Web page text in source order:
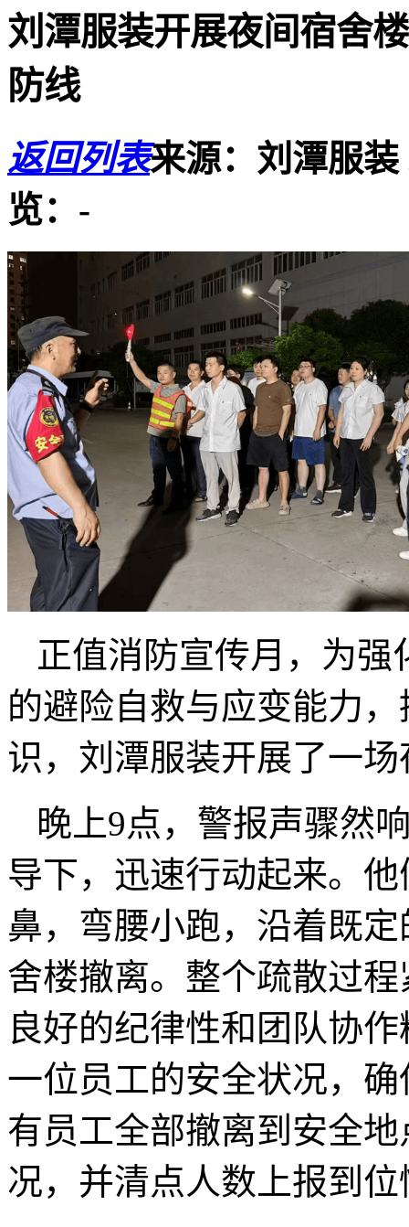
刘潭服装开展夜间宿舍
防线
返回列表来源：刘潭服装
览： -
正值消防宣传月，为
的避险自救与应变能力
识，刘潭服装开展了一
晚上9点，警报声骤然
导下，迅速行动起来。
鼻，弯腰小跑，沿着既
舍楼撤离。整个疏散过
良好的纪律性和团队协
一位员工的安全状况，
有员工全部撤离到安全
况，并清点人数上报到位